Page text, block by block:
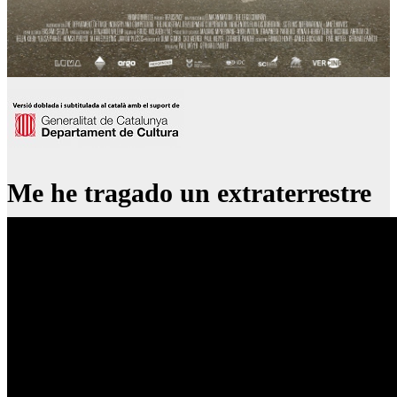
Me he tragado un extraterrestre